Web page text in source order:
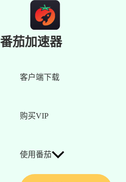
番茄加速器
客户端下载
购买VIP
使用番茄